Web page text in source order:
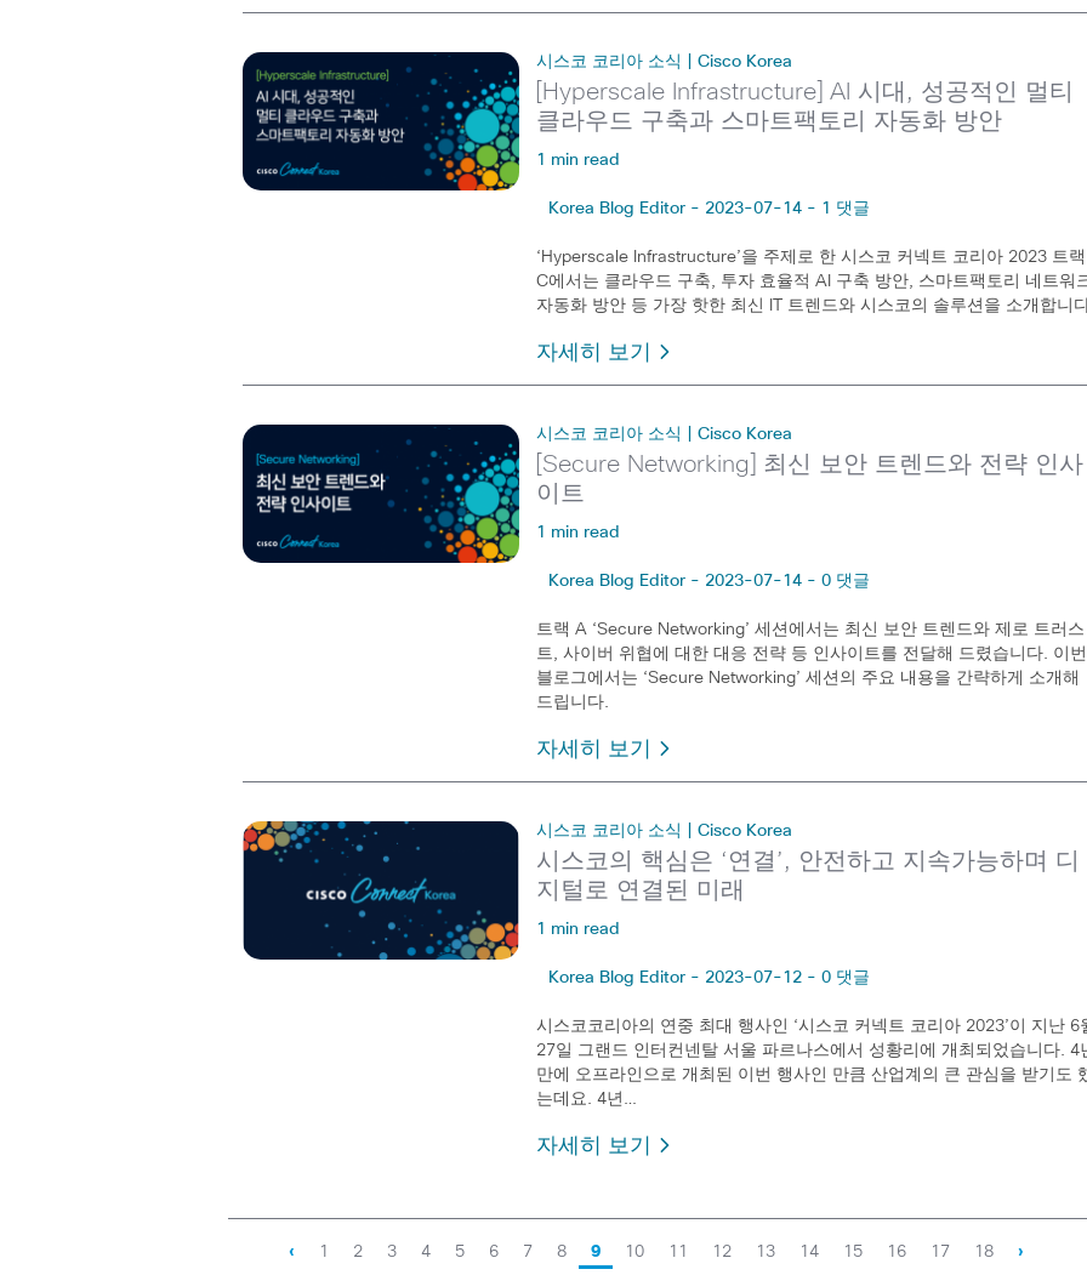
시스코 코리아 소식 | Cisco Korea
[Hyperscale Infrastructure] AI 시대, 성공적인 멀티
클라우드 구축과 스마트팩토리 자동화 방안
1 min read
Korea Blog Editor - 2023-07-14 - 1 댓글
‘Hyperscale Infrastructure’을 주제로 한 시스코 커넥트 코리아 2023 트랙
C에서는 클라우드 구축, 투자 효율적 AI 구축 방안, 스마트팩토리 네트워
자동화 방안 등 가장 핫한 최신 IT 트렌드와 시스코의 솔루션을 소개합니
자세히 보기
시스코 코리아 소식 | Cisco Korea
[Secure Networking] 최신 보안 트렌드와 전략 인사
이트
1 min read
Korea Blog Editor - 2023-07-14 - 0 댓글
트랙 A ‘Secure Networking’ 세션에서는 최신 보안 트렌드와 제로 트러스
트, 사이버 위협에 대한 대응 전략 등 인사이트를 전달해 드렸습니다. 이번
블로그에서는 ‘Secure Networking’ 세션의 주요 내용을 간략하게 소개해
드립니다.
자세히 보기
시스코 코리아 소식 | Cisco Korea
시스코의 핵심은 ‘연결’, 안전하고 지속가능하며 디
지털로 연결된 미래
1 min read
Korea Blog Editor - 2023-07-12 - 0 댓글
시스코코리아의 연중 최대 행사인 ‘시스코 커넥트 코리아 2023’이 지난 6
27일 그랜드 인터컨넨탈 서울 파르나스에서 성황리에 개최되었습니다. 4
만에 오프라인으로 개최된 이번 행사인 만큼 산업계의 큰 관심을 받기도
는데요. 4년…
자세히 보기
‹ 1 2 3 4 5 6 7 8 9 10 11 12 13 14 15 16 17 18 ›